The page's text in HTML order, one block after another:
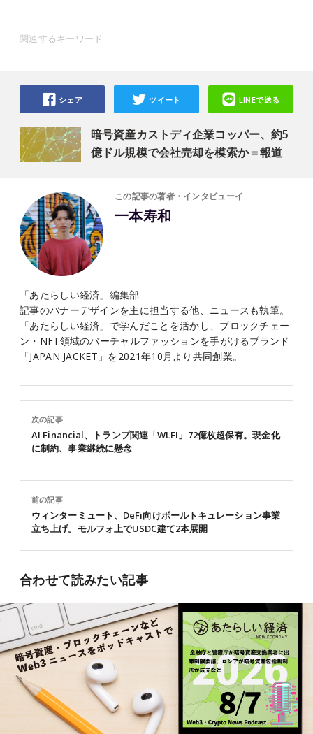
関連するキーワード
暗号資産カストディ企業コッパー、約5
億ドル規模で会社売却を模索か＝報道
シェア ツイート LINEで送る
この記事の著者・インタビューイ
一本寿和
「あたらしい経済」編集部
記事のバナーデザインを主に担当する他、ニュースも執筆。
「あたらしい経済」で学んだことを活かし、ブロックチェー
ン・NFT領域のバーチャルファッションを手がけるブランド
「JAPAN JACKET」を2021年10月より共同創業。
前の記事
ウィンターミュート、DeFi向けボールトキュレーション事業
立ち上げ。モルフォ上でUSDC建て2本展開
次の記事
AI Financial、トランプ関連「WLFI」72億枚超保有。現金化
に制約、事業継続に懸念
合わせて読みたい記事